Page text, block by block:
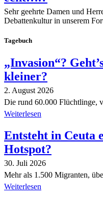
Sehr geehrte Damen und
Debattenkultur in unserem
Tagebuch
„Invasion“?
kleiner?
2. August 2026
Die rund 60.000 Flüchtlinge,
Weiterlesen
Entsteht in Ceuta
Hotspot?
30. Juli 2026
Mehr als 1.500 Migranten,
Weiterlesen